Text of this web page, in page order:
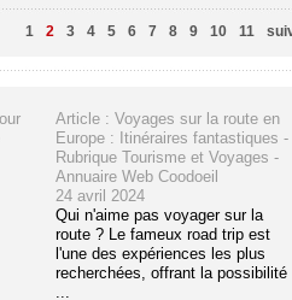
1 2 3 4 5 6 7 8 9 10 11
Article : Voyages sur la route en
Europe : Itinéraires fantastiques -
Rubrique Tourisme et Voyages -
Annuaire Web Coodoeil
24 avril 2024
Qui n'aime pas voyager sur la
route ? Le fameux road trip est
l'une des expériences les plus
recherchées, offrant la possibilité
...